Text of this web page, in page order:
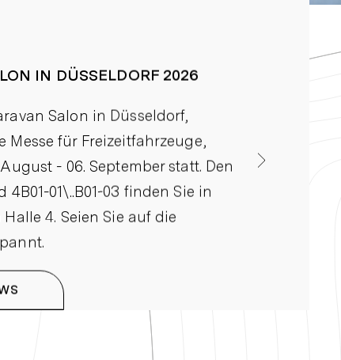
IN DÜSSELDORF 2026
Salon in Düsseldorf,
Messe für Freizeitfahrzeuge,
- 06. September statt. Den
4B01-01\..B01-03 finden Sie in
4. Seien Sie auf die
Stuttgart